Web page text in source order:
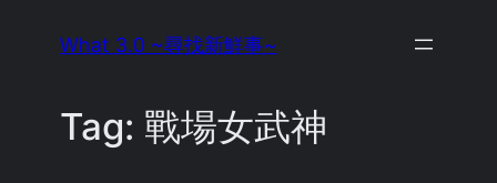
What 3.0 ~尋找新鮮事~
Tag: 戰場女武神